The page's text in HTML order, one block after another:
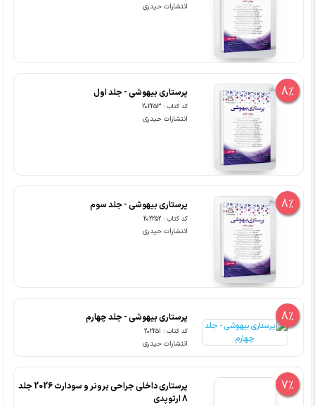
انتشارات حیدری
8% پرستاری بیهوشی - جلد اول
کد کتاب : 202253
انتشارات حیدری
8% پرستاری بیهوشی - جلد سوم
کد کتاب : 202252
انتشارات حیدری
8% پرستاری بیهوشی - جلد چهارم
کد کتاب : 202251
انتشارات حیدری
7%
پرستاری داخلی جراحی برونر و سودارث 2026 جلد
8 ارتوپدی